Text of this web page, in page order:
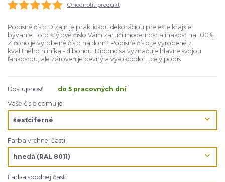
Ohodnotiť produkt
Popisné číslo Dizajn je praktickou dekoráciou pre ešte krajšie
bývanie. Toto štýlové číslo Vám zaručí modernosť a inakosť na 100%.
Z čoho je vyrobené číslo na dom? Popisné číslo je vyrobené z
kvalitného hliníka - dibondu. Dibond sa vyznačuje hlavne svojou
ľahkosťou, ale zároveň je pevný a vysokoodol... celý popis
Dostupnosť
do 5 pracovných dní
Vaše číslo domu je
Farba vrchnej časti
Farba spodnej časti